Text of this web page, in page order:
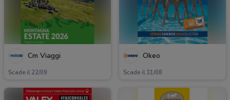
Cm Viaggi
Scade il 22/09
Okeo
Scade il 31/08